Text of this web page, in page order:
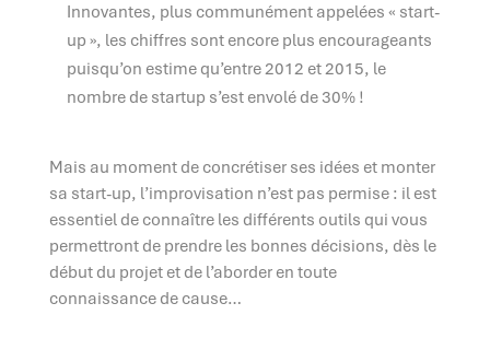
Innovantes, plus communément appelées « start-
up », les chiffres sont encore plus encourageants
puisqu’on estime qu’entre 2012 et 2015, le
nombre de startup s’est envolé de 30% !
Mais au moment de concrétiser ses idées et monter
sa start-up, l’improvisation n’est pas permise : il est
essentiel de connaître les différents outils qui vous
permettront de prendre les bonnes décisions, dès le
début du projet et de l’aborder en toute
connaissance de cause…